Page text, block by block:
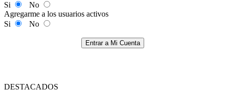
Si
No
Agregarme a los usuarios activos
Si
No
Entrar a Mi Cuenta
DESTACADOS